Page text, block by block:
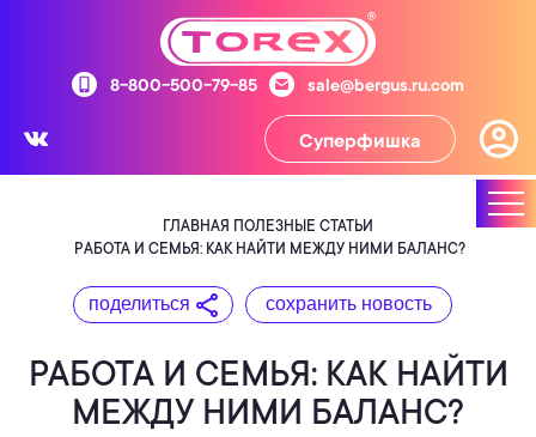
8-800-500-79-85 sale@bergus.ru.com
Суперфишка
ГЛАВНАЯ ПОЛЕЗНЫЕ СТАТЬИ
РАБОТА И СЕМЬЯ: КАК НАЙТИ МЕЖДУ НИМИ БАЛАНС?
поделиться сохранить новость
РАБОТА И СЕМЬЯ: КАК НАЙТИ
МЕЖДУ НИМИ БАЛАНС?